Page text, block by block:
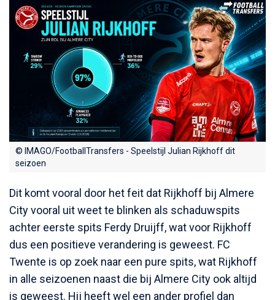
© IMAGO/FootballTransfers - Speelstijl Julian Rijkhoff dit
seizoen
Dit komt vooral door het feit dat Rijkhoff bij Almere
City vooral uit weet te blinken als schaduwspits
achter eerste spits Ferdy Druijff, wat voor Rijkhoff
dus een positieve verandering is geweest. FC
Twente is op zoek naar een pure spits, wat Rijkhoff
in alle seizoenen naast die bij Almere City ook altijd
is geweest. Hij heeft wel een ander profiel dan